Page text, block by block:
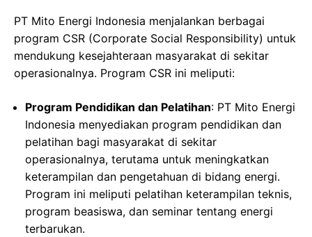
PT Mito Energi Indonesia menjalankan berbagai
program CSR (Corporate Social Responsibility) untuk
mendukung kesejahteraan masyarakat di sekitar
operasionalnya. Program CSR ini meliputi:
Program Pendidikan dan Pelatihan: PT Mito Energi
Indonesia menyediakan program pendidikan dan
pelatihan bagi masyarakat di sekitar
operasionalnya, terutama untuk meningkatkan
keterampilan dan pengetahuan di bidang energi.
Program ini meliputi pelatihan keterampilan teknis,
program beasiswa, dan seminar tentang energi
terbarukan.